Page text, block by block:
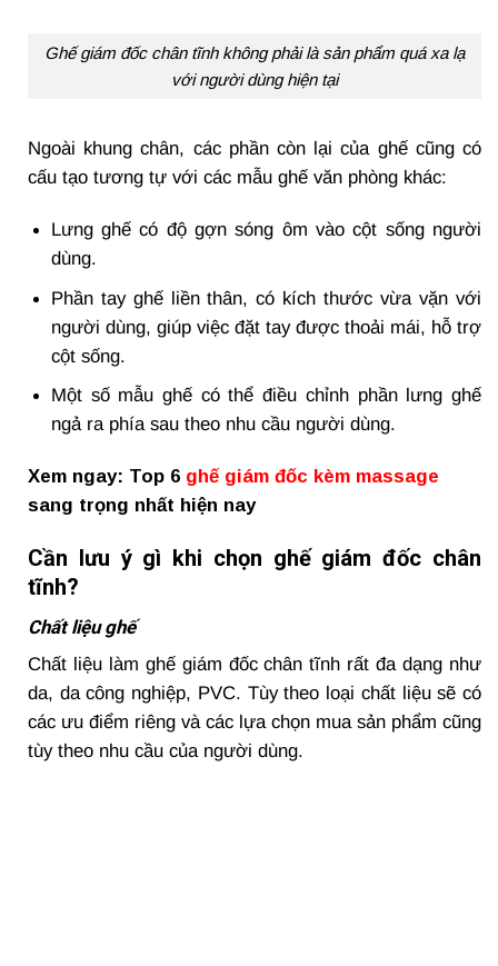
Ghế giám đốc chân tĩnh không phải là sản phẩm quá xa lạ
với người dùng hiện tại
Ngoài khung chân, các phần còn lại của ghế cũng có
cấu tạo tương tự với các mẫu ghế văn phòng khác:
Lưng ghế có độ gợn sóng ôm vào cột sống người
dùng.
Phần tay ghế liền thân, có kích thước vừa vặn với
người dùng, giúp việc đặt tay được thoải mái, hỗ trợ
cột sống.
Một số mẫu ghế có thể điều chỉnh phần lưng ghế
ngả ra phía sau theo nhu cầu người dùng.
Xem ngay: Top 6 ghế giám đốc kèm massage
sang trọng nhất hiện nay
Cần lưu ý gì khi chọn ghế giám đốc chân
tĩnh?
Chất liệu ghế
Chất liệu làm ghế giám đốc chân tĩnh rất đa dạng như
da, da công nghiệp, PVC. Tùy theo loại chất liệu sẽ có
các ưu điểm riêng và các lựa chọn mua sản phẩm cũng
tùy theo nhu cầu của người dùng.